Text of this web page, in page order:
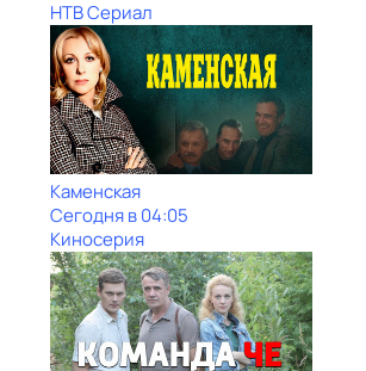
НТВ Сериал
Каменская
Сегодня в 04:05
Киносерия